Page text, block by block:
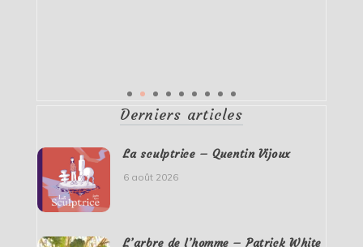
Derniers articles
La sculptrice – Quentin Vijoux
6 août 2026
L’arbre de l’homme – Patrick White